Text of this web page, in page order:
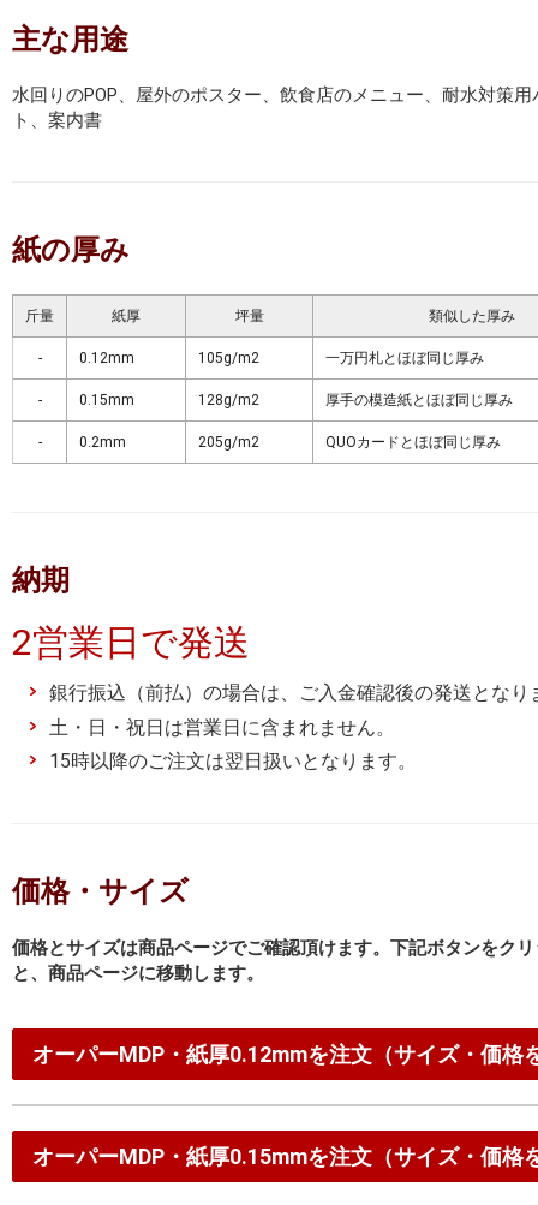
主な用途
水回りのPOP、屋外のポスター、飲食店のメニュー、耐水対策
ト、案内書
紙の厚み
斤量 紙厚 坪量 類似した厚み
- 0.12mm 105g/m2 一万円札とほぼ同じ厚み
- 0.15mm 128g/m2 厚手の模造紙とほぼ同じ厚み
- 0.2mm 205g/m2 QUOカードとほぼ同じ厚み
納期
2営業日で発送
銀行振込（前払）の場合は、ご入金確認後の発送となり
土・日・祝日は営業日に含まれません。
15時以降のご注文は翌日扱いとなります。
価格・サイズ
価格とサイズは商品ページでご確認頂けます。下記ボタンをク
と、商品ページに移動します。
オーパーMDP・紙厚0.12mmを注文（サイズ・価格
オーパーMDP・紙厚0.15mmを注文（サイズ・価格